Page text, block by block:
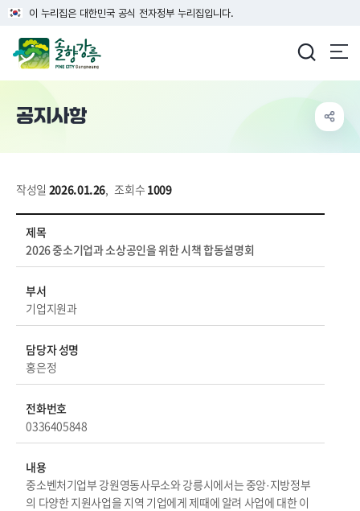
이 누리집은 대한민국 공식 전자정부 누리집입니다.
공지사항
작성일 2026.01.26, 조회수 1009
제목
2026 중소기업과 소상공인을 위한 시책 합동설명회
부서
기업지원과
담당자 성명
홍은정
전화번호
0336405848
내용
중소벤처기업부 강원영동사무소와 강릉시에서는 중앙·지방정부
의 다양한 지원사업을 지역 기업에게 제때에 알려 사업에 대한 이